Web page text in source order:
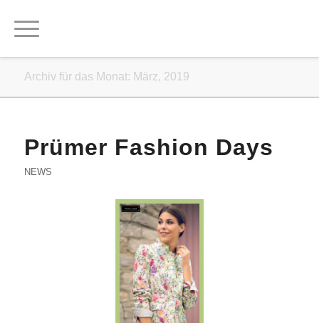
Archiv für das Monat: März, 2019
Prümer Fashion Days
NEWS